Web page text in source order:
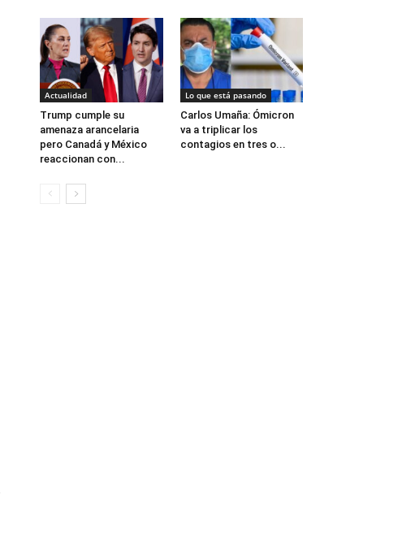
Actualidad
Trump cumple su
amenaza arancelaria
pero Canadá y México
reaccionan con...
Lo que está pasando
Carlos Umaña: Ómicron
va a triplicar los
contagios en tres o...